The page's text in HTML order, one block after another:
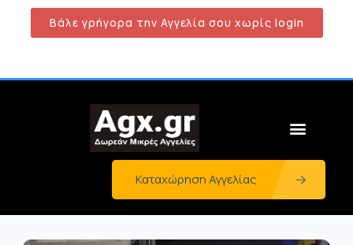
Βάλε γρήγορα την Αγγελία σου χωρίς login
Καταχώρηση Αγγελίας